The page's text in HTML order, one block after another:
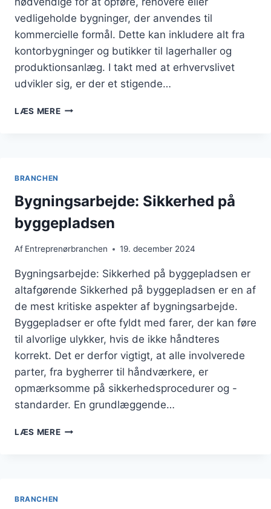
vedligeholde bygninger, der anvendes til
kommercielle formål. Dette kan inkludere alt fra
kontorbygninger og butikker til lagerhaller og
produktionsanlæg. I takt med at erhvervslivet
udvikler sig, er der et stigende…
LÆS MEREBYGNINGSARBEJDE
BRANCHEN
Bygningsarbejde: Sikkerhed på
byggepladsen
Af Entreprenørbranchen 19. december 2024
Bygningsarbejde: Sikkerhed på byggepladsen er
altafgørende Sikkerhed på byggepladsen er en af
de mest kritiske aspekter af bygningsarbejde.
Byggepladser er ofte fyldt med farer, der kan føre
til alvorlige ulykker, hvis de ikke håndteres
korrekt. Det er derfor vigtigt, at alle involverede
parter, fra bygherrer til håndværkere, er
opmærksomme på sikkerhedsprocedurer og -
standarder. En grundlæggende…
LÆS MEREBYGNINGSARBEJDE:
BRANCHEN